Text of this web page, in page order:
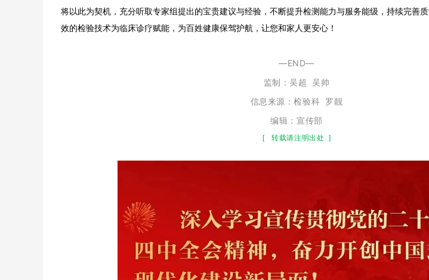
将以此为契机，充分听取专家组提出的宝贵建议与经验，不断提升检测能力与服务能级，持续完善
效的检验技术为临床诊疗赋能，为百姓健康保驾护航，让您和家人更安心！
—END—
监制： 吴超
吴帅
信息来源：检验科 罗靓
编辑：宣传部
[ 转载请注明出处 ]